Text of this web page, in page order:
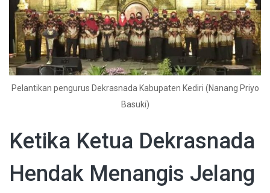
Pelantikan pengurus Dekrasnada Kabupaten Kediri (Nanang Priyo
Basuki)
Ketika Ketua Dekrasnada
Hendak Menangis Jelang